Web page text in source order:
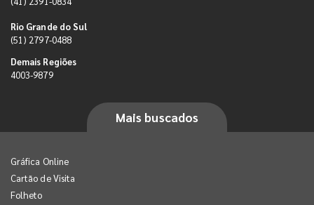
Rio Grande do Sul
(51) 2797-0488
Demais Regiões
4003-9879
Mais buscados
Gráfica Online
Cartão de Visita
Folheto